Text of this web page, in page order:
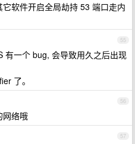
软件开启全局劫持 53 端口走内
55
有一个 bug, 会导致用久之后出现
了。
56
网络哦
57